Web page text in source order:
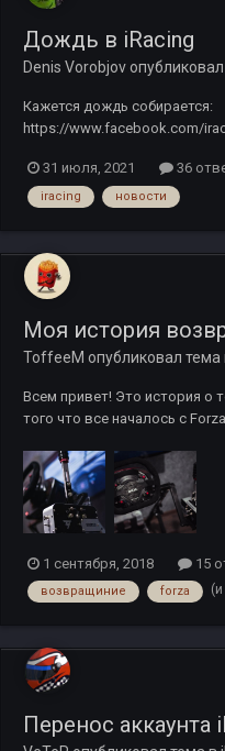
Дождь в iRacing
Denis Vorobjov
Кажется дождь собирается:
https://www.facebook.com/
31 июля, 2021 36
iracing новости
Моя история
ToffeeM опубликовал тема
Всем привет! Это история о
того что все началось с
но ФМ была мои фаворитом,
отпустило, продал руль
1 сентября, 2018 15
возвращиние forza
Перенос аккаунта